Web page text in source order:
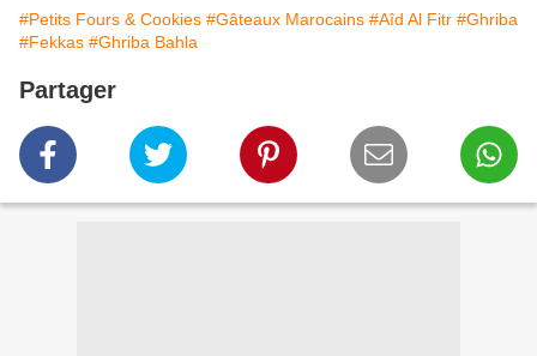
#Petits Fours & Cookies #Gâteaux Marocains #Aîd Al Fitr #Ghriba
#Fekkas #Ghriba Bahla
Partager